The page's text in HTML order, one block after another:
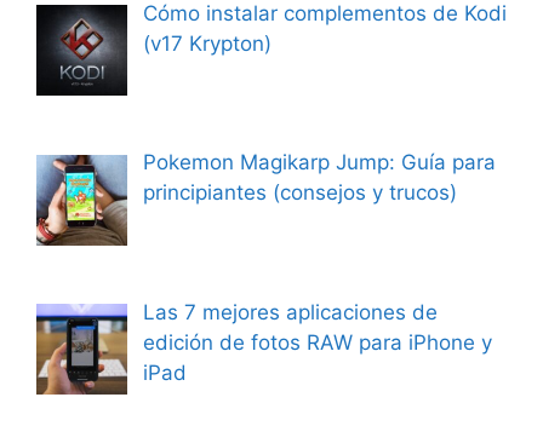
Cómo instalar complementos de Kodi
(v17 Krypton)
Pokemon Magikarp Jump: Guía para
principiantes (consejos y trucos)
Las 7 mejores aplicaciones de
edición de fotos RAW para iPhone y
iPad